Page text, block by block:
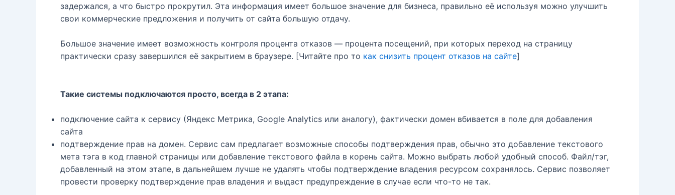
задержался, а что быстро прокрутил. Эта информация имеет большое значение для бизнеса, правильно её используя можно улучшить
свои коммерческие предложения и получить от сайта большую отдачу.
Большое значение имеет возможность контроля процента отказов — процента посещений, при которых переход на страницу
практически сразу завершился её закрытием в браузере. [Читайте про то как снизить процент отказов на сайте]
Такие системы подключаются просто, всегда в 2 этапа:
подключение сайта к сервису (Яндекс Метрика, Google Analytics или аналогу), фактически домен вбивается в поле для добавления
сайта
подтверждение прав на домен. Сервис сам предлагает возможные способы подтверждения прав, обычно это добавление текстового
мета тэга в код главной страницы или добавление текстового файла в корень сайта. Можно выбрать любой удобный способ. Файл/тэг,
добавленный на этом этапе, в дальнейшем лучше не удалять чтобы подтверждение владения ресурсом сохранялось. Сервис позволяет
провести проверку подтверждение прав владения и выдаст предупреждение в случае если что-то не так.